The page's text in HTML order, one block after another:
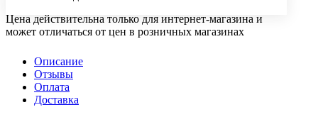
Цена действительна только для интернет-магазина и
может отличаться от цен в розничных магазинах
Описание
Отзывы
Оплата
Доставка